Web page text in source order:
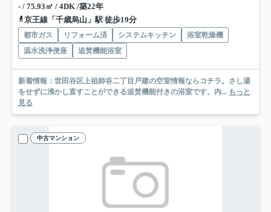
- / 75.93㎡ / 4DK /築22年
京王線「千歳烏山」駅 徒歩19分
都市ガス リフォーム済 システムキッチン
浴室乾燥機
温水洗浄便座
追焚機能浴室
新着情報：世田谷区上祖師谷二丁目戸建の空室情報ならコチラ。さし湯
をせずに沸かし直すことができる追焚機能付きの浴室です。内... もっと
見る
中古マンション